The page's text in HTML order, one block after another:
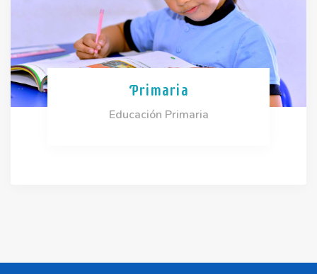
Primaria
Educación Primaria